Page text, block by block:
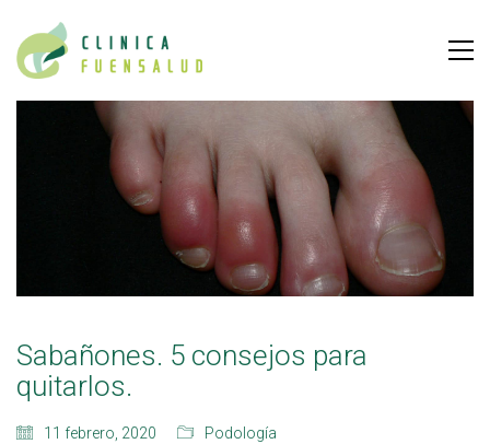
Sabañones. 5 consejos para
quitarlos.
11 febrero, 2020 Podología